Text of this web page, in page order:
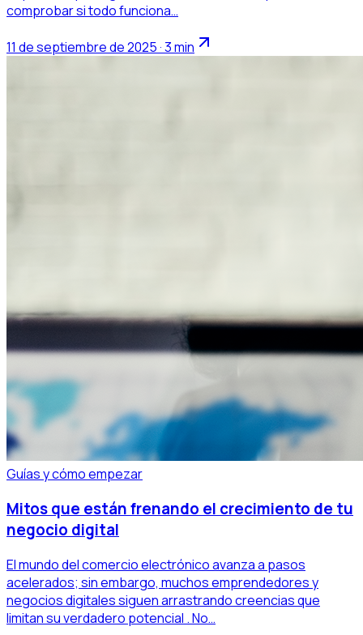
comprobar si todo funciona…
11 de septiembre de 2025 · 3 min
Guías y cómo empezar
Mitos que están frenando el crecimiento de tu
negocio digital
El mundo del comercio electrónico avanza a pasos
acelerados; sin embargo, muchos emprendedores y
negocios digitales siguen arrastrando creencias que
limitan su verdadero potencial . No…